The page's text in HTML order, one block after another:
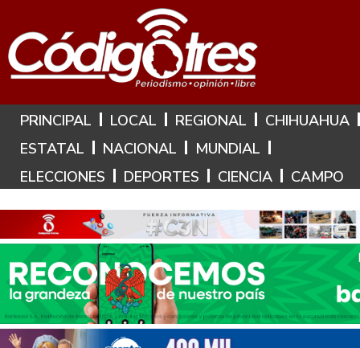
Hoy es: 9 de Agosto de 2026
PRINCIPAL LOCAL REGIONAL
CHIHUAHUA
ESTATAL
NACIONAL
MUNDIAL
ELECCIONES
DEPORTES CIENCIA CAMPO